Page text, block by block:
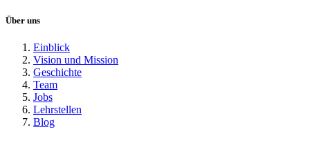
Über uns
Einblick
Vision und Mission
Geschichte
Team
Jobs
Lehrstellen
Blog